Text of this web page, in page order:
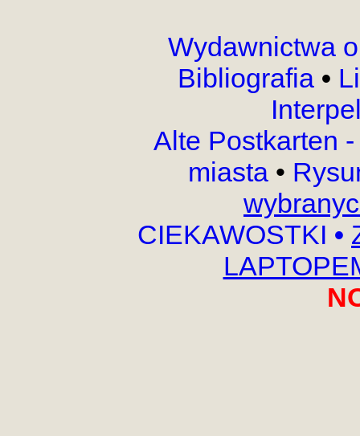
Wydawnictwa
Bibliografia •
Alte Postkarten
miasta•
CIEKAWOSTKI •